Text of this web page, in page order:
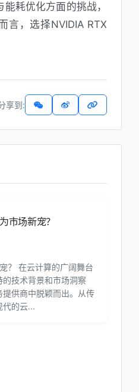
耗优化方面的挑战，
言，选择NVIDIA RTX
享到:
市场新宠？
？ 在云计算的广阔舞台
的技术背景和市场洞察
供商中脱颖而出。从传
代的云...